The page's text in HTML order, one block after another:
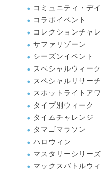
コミュニティ・デイ
コラボイベント
コレクションチャ
サファリゾーン
シーズンイベント
スペシャルウィー
スペシャルリサーチ
スポットライトアワ
タイプ別ウィーク
タイムチャレンジ
タマゴマラソン
ハロウィン
マスタリーシリーズ
マックスバトルウ